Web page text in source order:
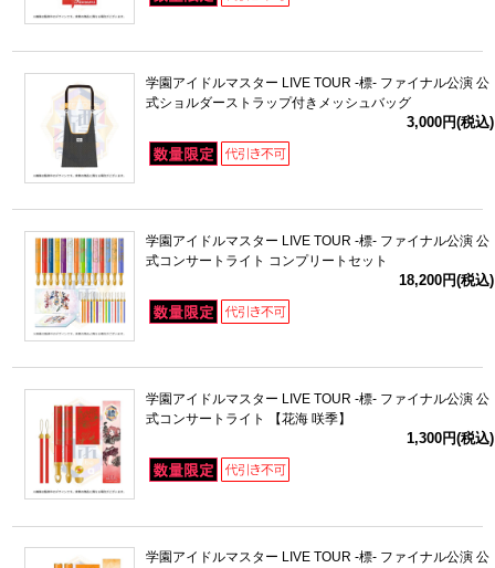
学園アイドルマスター LIVE TOUR -標- ファイナル公演 公
式ショルダーストラップ付きメッシュバッグ
3,000円(税込)
学園アイドルマスター LIVE TOUR -標- ファイナル公演 公
式コンサートライト コンプリートセット
18,200円(税込)
学園アイドルマスター LIVE TOUR -標- ファイナル公演 公
式コンサートライト 【花海 咲季】
1,300円(税込)
学園アイドルマスター LIVE TOUR -標- ファイナル公演 公